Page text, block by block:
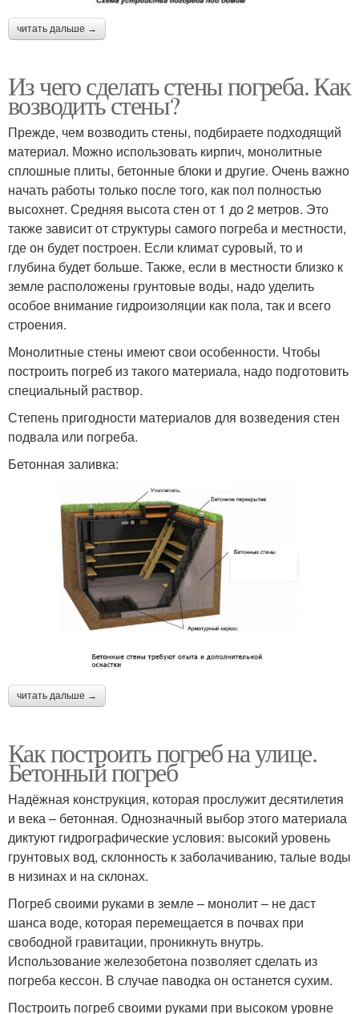
читать дальше →
Из чего сделать стены погреба. Как
возводить стены?
Прежде, чем возводить стены, подбираете подходящий
материал. Можно использовать кирпич, монолитные
сплошные плиты, бетонные блоки и другие. Очень важно
начать работы только после того, как пол полностью
высохнет. Средняя высота стен от 1 до 2 метров. Это
также зависит от структуры самого погреба и местности,
где он будет построен. Если климат суровый, то и
глубина будет больше. Также, если в местности близко к
земле расположены грунтовые воды, надо уделить
особое внимание гидроизоляции как пола, так и всего
строения.
Монолитные стены имеют свои особенности. Чтобы
построить погреб из такого материала, надо подготовить
специальный раствор.
Степень пригодности материалов для возведения стен
подвала или погреба.
Бетонная заливка:
читать дальше →
Как построить погреб на улице.
Бетонный погреб
Надёжная конструкция, которая прослужит десятилетия
и века – бетонная. Однозначный выбор этого материала
диктуют гидрографические условия: высокий уровень
грунтовых вод, склонность к заболачиванию, талые воды
в низинах и на склонах.
Погреб своими руками в земле – монолит – не даст
шанса воде, которая перемещается в почвах при
свободной гравитации, проникнуть внутрь.
Использование железобетона позволяет сделать из
погреба кессон. В случае паводка он останется сухим.
Построить погреб своими руками при высоком уровне